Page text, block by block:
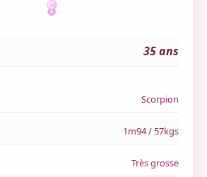
35 ans
Scorpion
1m94 / 57kgs
Très grosse